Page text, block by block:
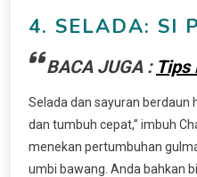
4. SELADA: SI
BACA JUGA : Tips
Selada dan sayuran berdaun
dan tumbuh cepat,” imbuh
menekan pertumbuhan
umbi bawang. Anda bahkan